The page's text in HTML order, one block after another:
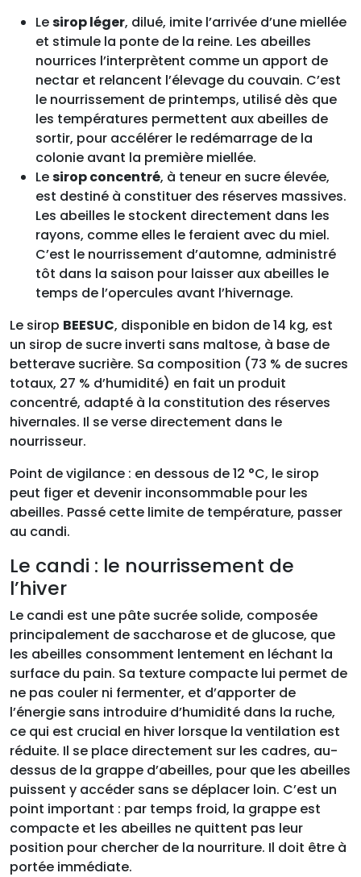
Lesirop léger, dilué, imite l’arrivée d’une miellée
et stimule la ponte de la reine. Les abeilles
nourrices l’interprètent comme un apport de
nectar et relancent l’élevage du couvain. C’est
le nourrissement de printemps, utilisé dès que
les températures permettent aux abeilles de
sortir, pour accélérer le redémarrage de la
colonie avant la première miellée.
Lesirop concentré, à teneur en sucre élevée,
est destiné à constituer des réserves massives.
Les abeilles le stockent directement dans les
rayons, comme elles le feraient avec du miel.
C’est le nourrissement d’automne, administré
tôt dans la saison pour laisser aux abeilles le
temps de l’opercules avant l’hivernage.
Le sirop BEESUC, disponible en bidon de 14 kg, est
un sirop de sucre inverti sans maltose, à base de
betterave sucrière. Sa composition (73 % de sucres
totaux, 27 % d’humidité) en fait un produit
concentré, adapté à la constitution des réserves
hivernales. Il se verse directement dans le
nourrisseur.
Point de vigilance : en dessous de 12 °C, le sirop
peut figer et devenir inconsommable pour les
abeilles. Passé cette limite de température, passer
au candi.
Le candi : le nourrissement de
l’hiver
Le candi est une pâte sucrée solide, composée
principalement de saccharose et de glucose, que
les abeilles consomment lentement en léchant la
surface du pain. Sa texture compacte lui permet de
ne pas couler ni fermenter, et d’apporter de
l’énergie sans introduire d’humidité dans la ruche,
ce qui est crucial en hiver lorsque la ventilation est
réduite. Il se place directement sur les cadres, au-
dessus de la grappe d’abeilles, pour que les abeilles
puissent y accéder sans se déplacer loin. C’est un
point important : par temps froid, la grappe est
compacte et les abeilles ne quittent pas leur
position pour chercher de la nourriture. Il doit être à
portée immédiate.